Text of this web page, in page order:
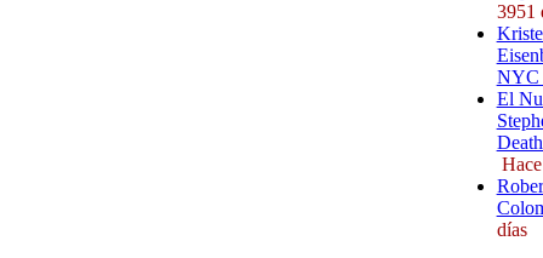
3951
NYC
El
días